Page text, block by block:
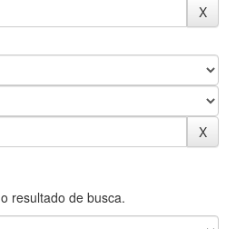
resultado de busca.